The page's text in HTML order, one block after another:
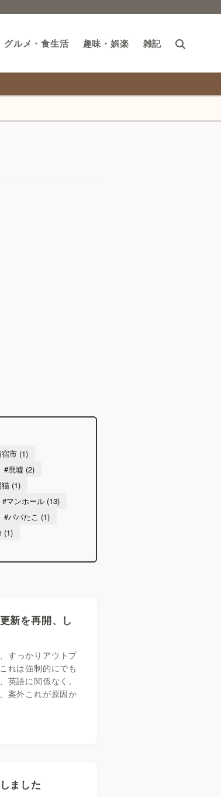
グルメ・食生活 趣味・娯楽 雑記
市 (1)
#廃墟 (2)
(1)
#マンホール (13)
#パパたこ (1)
(1)
新を再開、し
すっかりアウトプ
れは強制的にでも
英語に関係なく。
案外これが原因か
ました